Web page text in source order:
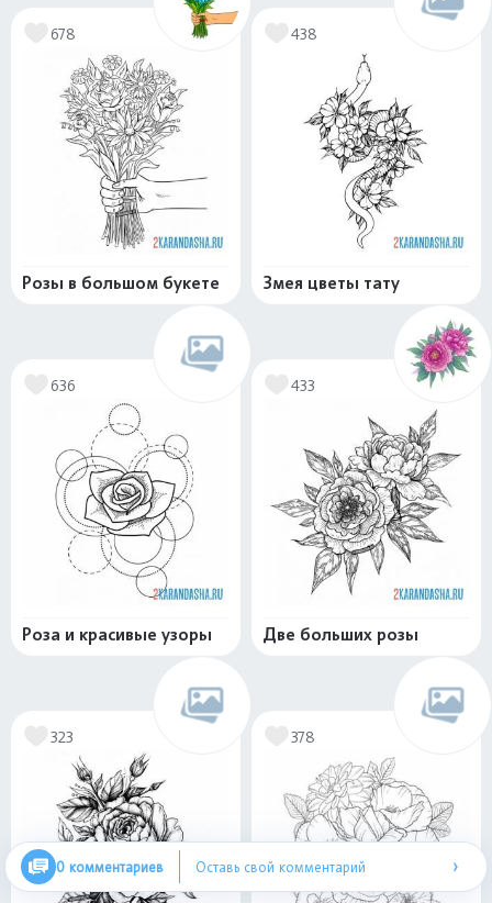
678
Розы в большом букете
438
Змея цветы тату
636
Роза и красивые узоры
433
Две больших розы
323 378
0 комментариев Оставь свой комментарий ›